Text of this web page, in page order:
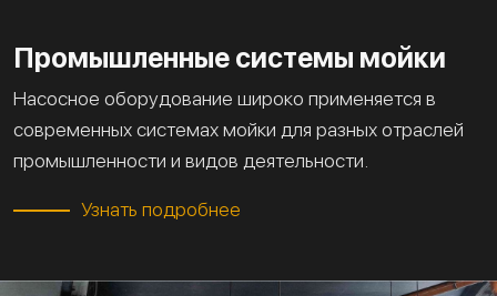
Промышленные системы мойки
Насосное оборудование широко применяется в
современных системах мойки для разных отраслей
промышленности и видов деятельности.
Узнать подробнее